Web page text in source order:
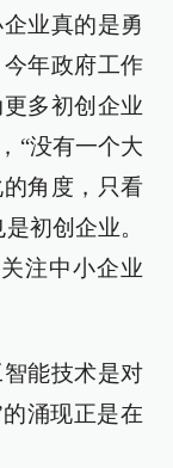
业真的是勇
年政府工作
多初创企业
“没有一个大
角度，只看
初创企业。
注中小企业
能技术是对
涌现正是在